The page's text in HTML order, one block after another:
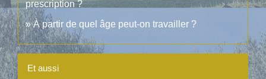
prescription ?
À partir de quel âge peut-on travailler ?
Et aussi